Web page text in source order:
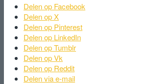
Delen op Facebook
Delen op X
Delen op Pinterest
Delen op LinkedIn
Delen op Tumblr
Delen op Vk
Delen op Reddit
Delen via e-mail